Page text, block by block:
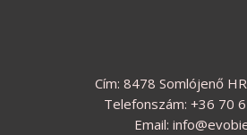
Cím: 8478 Somlójenő
Telefonszám: +36 70
Email: